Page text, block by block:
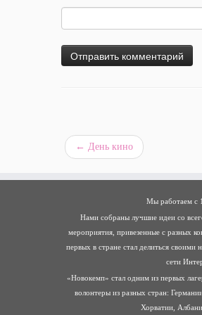
← День кино
Мы работаем с
Нами собраны лучшие идеи со
мероприятия, привезенные с разных
первых в стране стал делиться своими
сети
«Новокемп» стал одним из первых
волонтеры из разных стран:
Хорватии,